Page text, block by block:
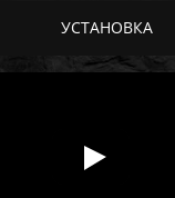
УСТАНОВКА